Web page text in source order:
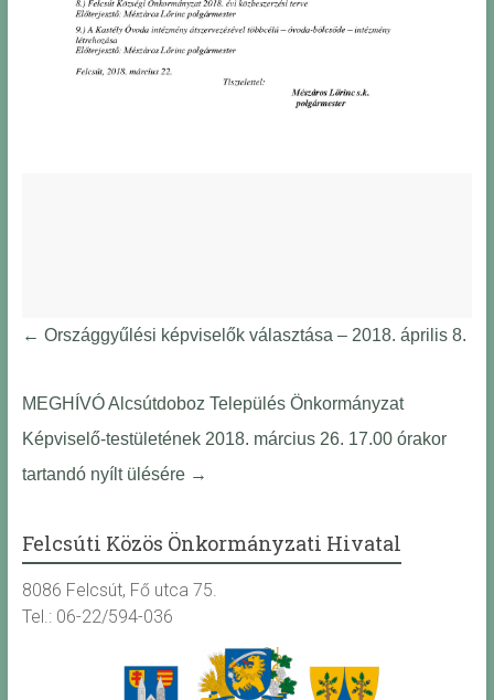
← Országgyűlési képviselők választása – 2018. április 8.
MEGHÍVÓ Alcsútdoboz Település Önkormányzat
Képviselő-testületének 2018. március 26. 17.00 órakor
tartandó nyílt ülésére →
Felcsúti Közös Önkormányzati Hivatal
8086 Felcsút, Fő utca 75.
Tel.: 06-22/594-036